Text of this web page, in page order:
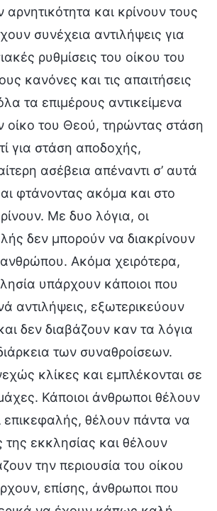
αρνητικότητα και κρίνουν τους
συνέχεια αντιλήψεις για
ρυθμίσεις του οίκου του
κανόνες και τις απαιτήσεις
τα επιμέρους αντικείμενα
οίκο του Θεού, τηρώντας στάση
για στάση αποδοχής,
ασέβεια απέναντι σ’ αυτά
φτάνοντας ακόμα και στο
Με δυο λόγια, οι
δεν μπορούν να διακρίνουν
Ακόμα χειρότερα,
υπάρχουν κάποιοι που
αντιλήψεις, εξωτερικεύουν
δεν διαβάζουν καν τα λόγια
των συναθροίσεων.
κλίκες και εμπλέκονται σε
Κάποιοι άνθρωποι θέλουν
επικεφαλής, θέλουν πάντα να
της εκκλησίας και θέλουν
την περιουσία του οίκου
επίσης, άνθρωποι που